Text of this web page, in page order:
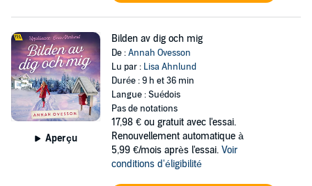
Aperçu
Bilden av dig och mig
De :Annah Ovesson
Lu par : Lisa Ahnlund
Durée : 9 h et 36 min
Langue : Suédois
Pas de notations
17,98 € ou gratuit avec l'essai.
Renouvellement automatique à
5,99 €/mois après l'essai. Voir
conditions d'éligibilité